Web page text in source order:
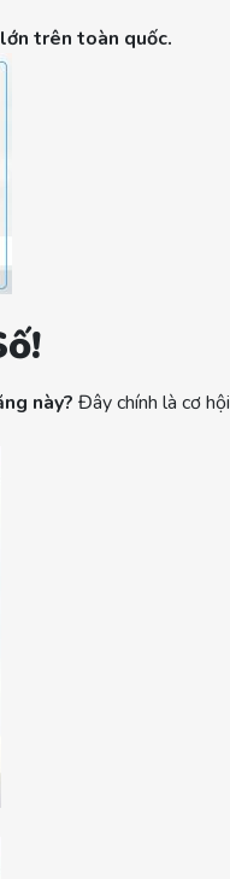
trên toàn quốc.
này? Đây chính là cơ hội